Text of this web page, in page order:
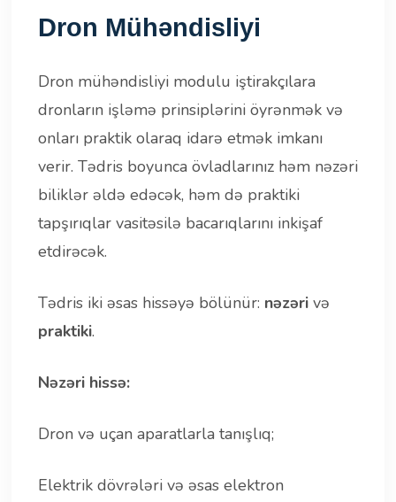
Dron Mühəndisliyi
Dron mühəndisliyi modulu iştirakçılara
dronların işləmə prinsiplərini öyrənmək və
onları praktik olaraq idarə etmək imkanı
verir. Tədris boyunca övladlarınız həm nəzəri
biliklər əldə edəcək, həm də praktiki
tapşırıqlar vasitəsilə bacarıqlarını inkişaf
etdirəcək.
Tədris iki əsas hissəyə bölünür: nəzərivə
praktiki.
Nəzəri hissə:
Dron və uçan aparatlarla tanışlıq;
Elektrik dövrələri və əsas elektron